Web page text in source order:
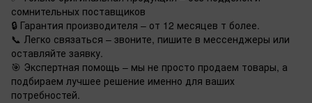
сомнительных поставщиков
🔒 Гарантия производителя – от 12 месяцев т более.
📞 Легко связаться – звоните, пишите в мессенджеры или
оставляйте заявку.
🎯 Экспертная помощь – мы не просто продаем товары, а
подбираем лучшее решение именно для ваших
потребностей.